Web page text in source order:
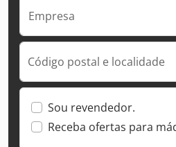
Empresa
Código postal e localidade
Sou revendedor.
Receba ofertas para